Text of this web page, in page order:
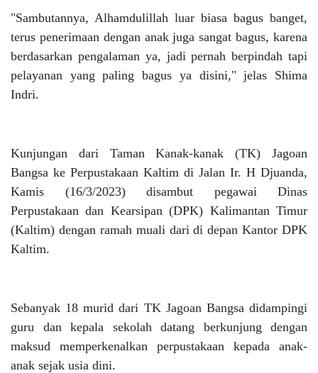
"Sambutannya, Alhamdulillah luar biasa bagus banget,
terus penerimaan dengan anak juga sangat bagus, karena
berdasarkan pengalaman ya, jadi pernah berpindah tapi
pelayanan yang paling bagus ya disini," jelas Shima
Indri.
Kunjungan dari Taman Kanak-kanak (TK) Jagoan
Bangsa ke Perpustakaan Kaltim di Jalan Ir. H Djuanda,
Kamis (16/3/2023) disambut pegawai Dinas
Perpustakaan dan Kearsipan (DPK) Kalimantan Timur
(Kaltim) dengan ramah muali dari di depan Kantor DPK
Kaltim.
Sebanyak 18 murid dari TK Jagoan Bangsa didampingi
guru dan kepala sekolah datang berkunjung dengan
maksud memperkenalkan perpustakaan kepada anak-
anak sejak usia dini.